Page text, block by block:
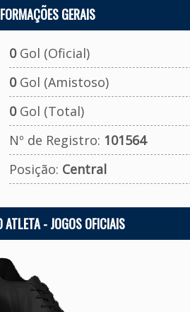
GERAIS
0Gol (Oficial)
0Gol (Amistoso)
0Gol (Total)
Nº de Registro: 101564
Posição: Central
ATLETA - JOGOS OFICIAIS